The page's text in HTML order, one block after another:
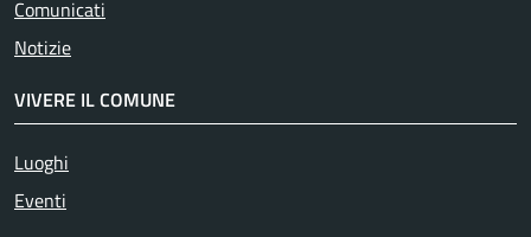
Comunicati
Notizie
VIVERE IL COMUNE
Luoghi
Eventi